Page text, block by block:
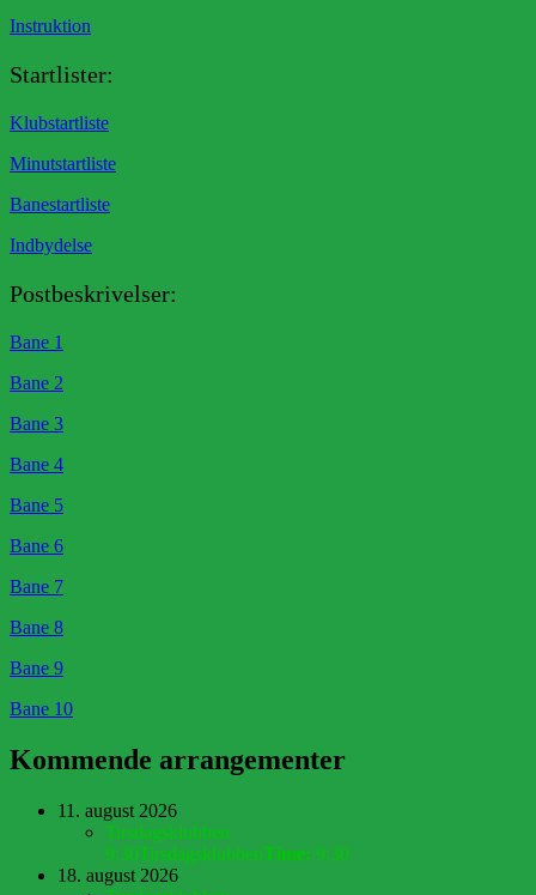
Instruktion
Startlister:
Klubstartliste
Minutstartliste
Banestartliste
Indbydelse
Postbeskrivelser:
Bane 1
Bane 2
Bane 3
Bane 4
Bane 5
Bane 6
Bane 7
Bane 8
Bane 9
Bane 10
Kommende arrangementer
11. august 2026
Tirsdagsklubben
9:30TirsdagsklubbenTime: 9:30
18. august 2026